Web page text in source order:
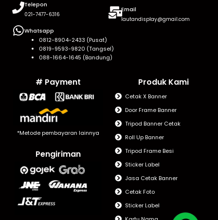
Telepon
021-7477-6316
Email
lautandisplay@gmail.com
Whatsapp
0812-8904-2433 (Pusat)
0819-9593-9820 (Tangsel)
088-1664-1645 (Bandung)
# Payment
*Metode pembayaran lainnya
Pengiriman
Produk Kami
Cetak X Banner
Door Frame Banner
Tripod Banner Cetak
Roll Up Banner
Tripod Frame Besi
Sticker Label
Jasa Cetak Banner
Cetak Foto
Sticker Label